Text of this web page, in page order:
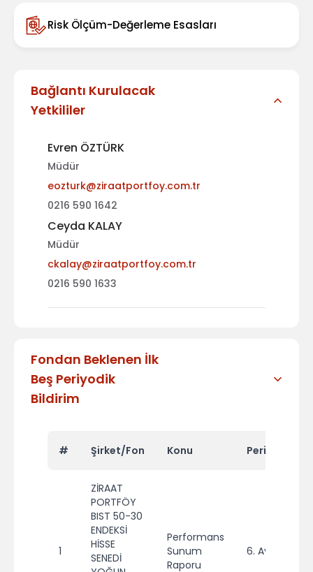
Risk Ölçüm-Değerleme Esasları
Bağlantı Kurulacak
Yetkililer
Evren ÖZTÜRK
Müdür
eozturk@ziraatportfoy.com.tr
0216 590 1642
Ceyda KALAY
Müdür
ckalay@ziraatportfoy.com.tr
0216 590 1633
Fondan Beklenen İlk
Beş Periyodik
Bildirim
# Şirket/Fon Konu Periyot
1
ZİRAAT
PORTFÖY
BIST 50-30
ENDEKSİ
HİSSE
SENEDİ
Performans
Sunum
Raporu
6. Ay